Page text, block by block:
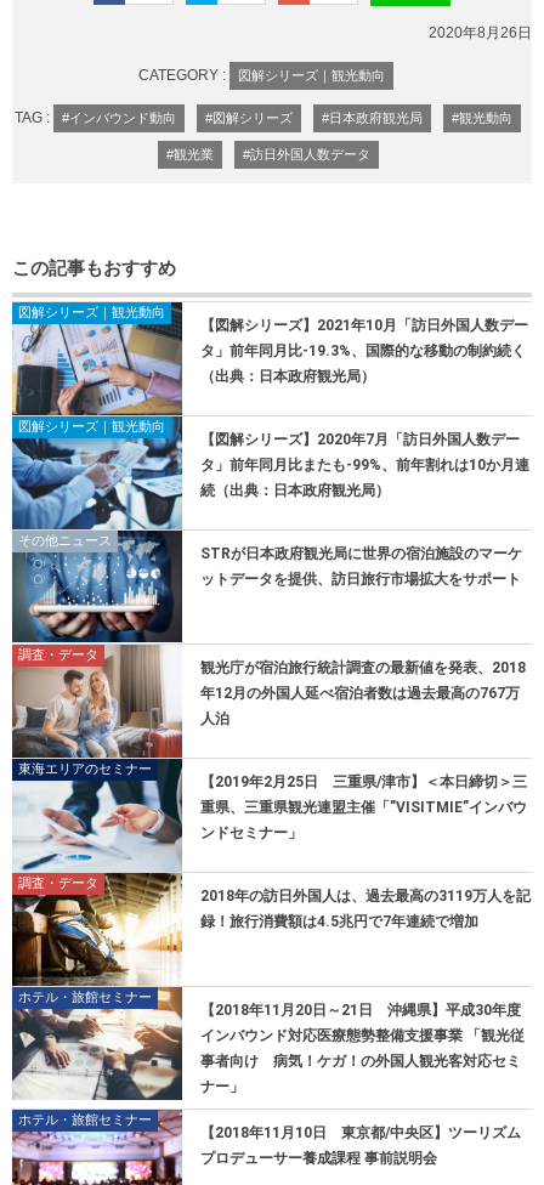
2020年8月26日
CATEGORY : 図解シリーズ｜観光動向
TAG : #インバウンド動向 #図解シリーズ #日本政府観光局 #観光動向
#観光業 #訪日外国人数データ
この記事もおすすめ
図解シリーズ｜観光動向
【図解シリーズ】2021年10月「訪日外国人数デー
タ」前年同月比-19.3%、国際的な移動の制約続く
（出典：日本政府観光局）
図解シリーズ｜観光動向
【図解シリーズ】2020年7月「訪日外国人数デー
タ」前年同月比またも-99%、前年割れは10か月連
続（出典：日本政府観光局）
その他ニュース
STRが日本政府観光局に世界の宿泊施設のマーケ
ットデータを提供、訪日旅行市場拡大をサポート
調査・データ
観光庁が宿泊旅行統計調査の最新値を発表、2018
年12月の外国人延べ宿泊者数は過去最高の767万
人泊
東海エリアのセミナー
【2019年2月25日 三重県/津市】＜本日締切＞三
重県、三重県観光連盟主催「”VISITMIE”インバウ
ンドセミナー」
調査・データ
2018年の訪日外国人は、過去最高の3119万人を記
録！旅行消費額は4.5兆円で7年連続で増加
ホテル・旅館セミナー
【2018年11月20日～21日 沖縄県】平成30年度
インバウンド対応医療態勢整備支援事業 「観光従
事者向け 病気！ケガ！の外国人観光客対応セミ
ナー」
ホテル・旅館セミナー
【2018年11月10日 東京都/中央区】ツーリズム
プロデューサー養成課程 事前説明会